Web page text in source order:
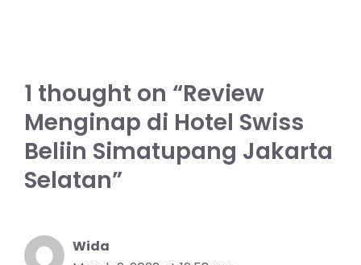
1 thought on “Review
Menginap di Hotel Swiss
Beliin Simatupang Jakarta
Selatan”
Wida